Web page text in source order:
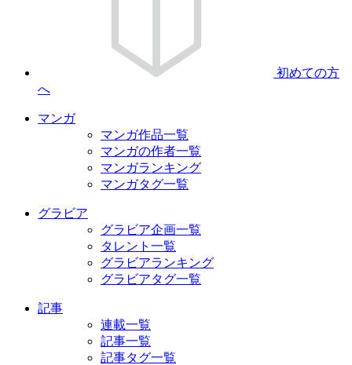
初めての方
へ
マンガ
マンガ作品一覧
マンガの作者一覧
マンガランキング
マンガタグ一覧
グラビア
グラビア企画一覧
タレント一覧
グラビアランキング
グラビアタグ一覧
記事
連載一覧
記事一覧
記事タグ一覧